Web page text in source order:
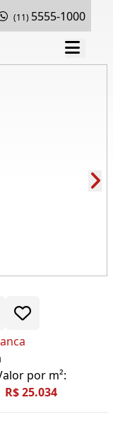
(11) 5555-1000
por m²:
R$ 25.034